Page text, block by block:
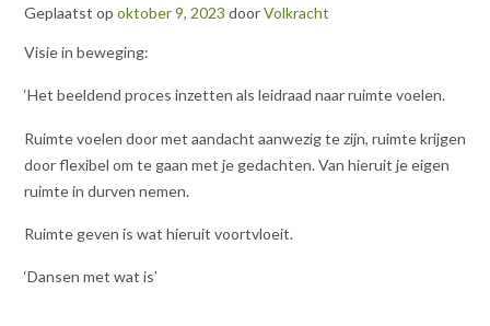
Geplaatst op oktober 9, 2023 doorVolkracht
Visie in beweging:
‘Het beeldend proces inzetten als leidraad naar ruimte voelen.
Ruimte voelen door met aandacht aanwezig te zijn, ruimte krijgen
door flexibel om te gaan met je gedachten. Van hieruit je eigen
ruimte in durven nemen.
Ruimte geven is wat hieruit voortvloeit.
‘Dansen met wat is’